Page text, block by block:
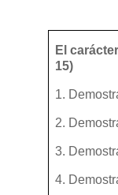
El
15)
1.
2.
3.
4.